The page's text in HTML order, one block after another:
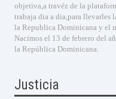
objetiva,a travéz de la
trabaja dia a dia,para llevarles
la Republica Dominicana y el
Nacimos el 13 de febrero del
la República Dominicana.
Justicia